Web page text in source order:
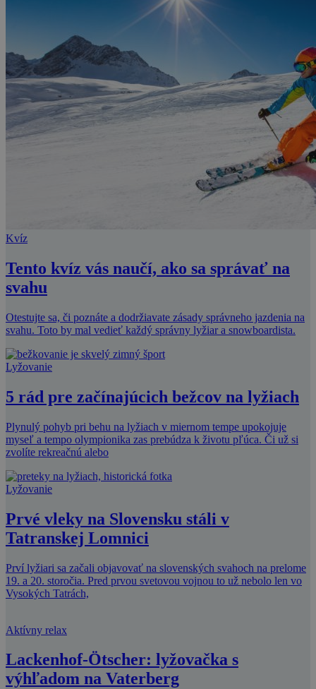
Kvíz
Tento kvíz vás naučí, ako sa správať na
svahu
Otestujte sa, či poznáte a dodržiavate zásady správneho jazdenia na
svahu. Toto by mal vedieť každý správny lyžiar a snowboardista.
Lyžovanie
5 rád pre začínajúcich bežcov na lyžiach
Plynulý pohyb pri behu na lyžiach v miernom tempe upokojuje
myseľ a tempo olympionika zas prebúdza k životu pľúca. Či už si
zvolíte rekreačnú alebo
Lyžovanie
Prvé vleky na Slovensku stáli v
Tatranskej Lomnici
Prví lyžiari sa začali objavovať na slovenských svahoch na prelome
19. a 20. storočia. Pred prvou svetovou vojnou to už nebolo len vo
Vysokých Tatrách,
Aktívny relax
Lackenhof-Ötscher: lyžovačka s
výhľadom na Vaterberg